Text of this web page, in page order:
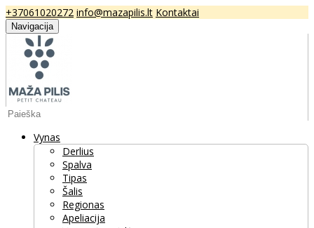
+37061020272 info@mazapilis.lt Kontaktai
Navigacija
Vynas
Derlius
Spalva
Tipas
Šalis
Regionas
Apeliacija